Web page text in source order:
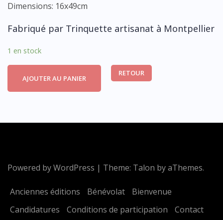
Dimensions: 16x49cm
Fabriqué par Trinquette artisanat à Montpellier
1 en stock
AJOUTER AU PANIER
RETOUR
Powered by WordPress | Theme: Talon by aThemes.
Anciennes éditions Bénévolat
Bienvenue
Candidatures
Conditions de participation Contact